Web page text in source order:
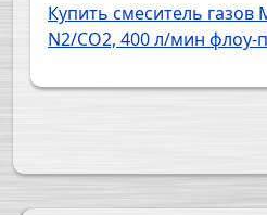
Купить смеситель газов
N2/CO2, 400 л/мин флоу-